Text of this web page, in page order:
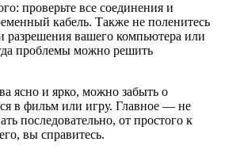
проверьте все соединения и
кабель. Также не поленитесь
разрешения вашего компьютера или
проблемы можно решить
ясно и ярко, можно забыть о
в фильм или игру. Главное — не
последовательно, от простого к
вы справитесь.